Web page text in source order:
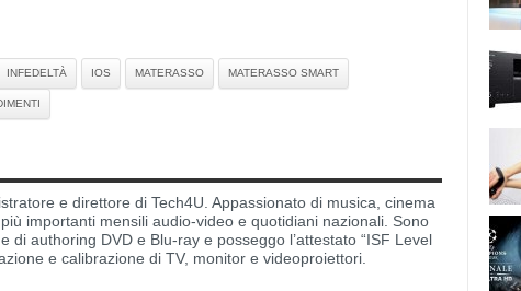
INFEDELTÀ IOS MATERASSO MATERASSO SMART
e direttore di Tech4U. Appassionato di musica, cinema
importanti mensili audio-video e quotidiani nazionali. Sono
di authoring DVD e Blu-ray e posseggo l’attestato “ISF Level
e calibrazione di TV, monitor e videoproiettori.